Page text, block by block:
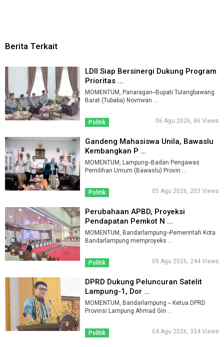
Berita Terkait
LDII Siap Bersinergi Dukung Program
Prioritas ...
MOMENTUM, Panaragan--Bupati Tulangbawang
Barat (Tubaba) Novriwan ...
Politik 06 Agu 2026, 86 Views
Gandeng Mahasiswa Unila, Bawaslu
Kembangkan P ...
MOMENTUM, Lampung--Badan Pengawas
Pemilihan Umum (Bawaslu) Provin ...
Politik 05 Agu 2026, 203 Views
Perubahaan APBD, Proyeksi
Pendapatan Pemkot N ...
MOMENTUM, Bandarlampung--Pemerintah Kota
Bandarlampung memproyeks ...
Politik 05 Agu 2026, 244 Views
DPRD Dukung Peluncuran Satelit
Lampung-1, Dor ...
MOMENTUM, Bandarlampung -- Ketua DPRD
Provinsi Lampung Ahmad Giri ...
Politik 04 Agu 2026, 334 Views